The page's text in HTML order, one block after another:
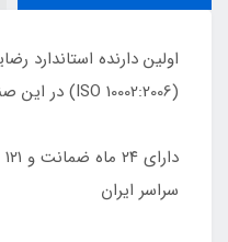
(10002:2006 ISO) در این صنعت
سراسر ایران